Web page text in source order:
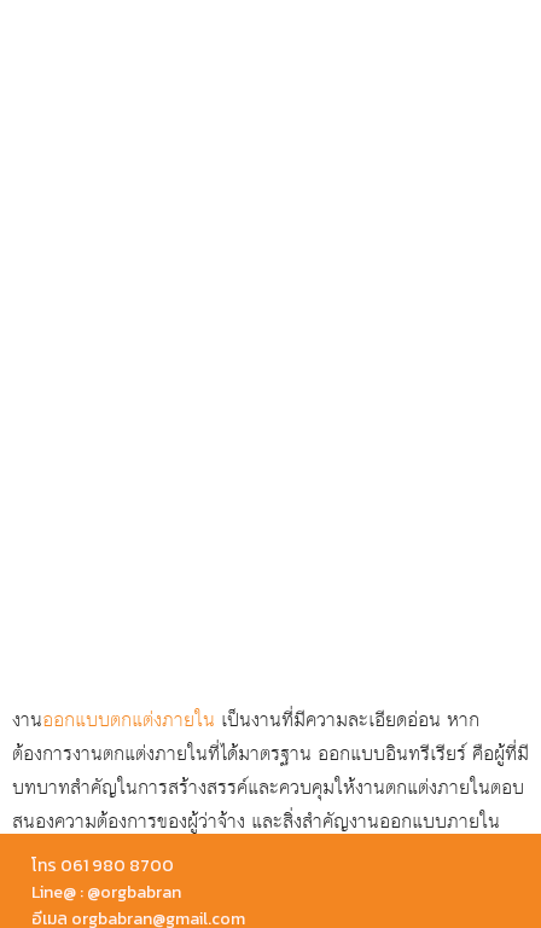
งานออกแบบตกแต่งภายใน เป็นงานที่มีความละเอียดอ่อน หาก
ต้องการงานตกแต่งภายในที่ได้มาตรฐาน ออกแบบอินทรีเรียร์ คือผู้ที่มี
บทบาทสำคัญในการสร้างสรรค์และควบคุมให้งานตกแต่งภายในตอบ
สนองความต้องการของผู้ว่าจ้าง และสิ่งสำคัญงานออกแบบภายใน
จากออกแบบอินทรีเรียร์ ไม่ใช่เรื่องที่ยุ่งยาก ค่าใช้จ่ายไม่แพงอย่างที่
เข้าใจกันเพียงเลือกบริษัทรับออกแบบภายในที่มีผลงานและเป็นบริษัท
โทร 061 980 8700
Line@ : @orgbabran
อีเมล orgbabran@gmail.com